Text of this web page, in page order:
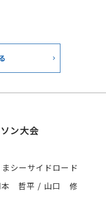
ン大会
シーサイドロード
本 哲平 / 山口 修